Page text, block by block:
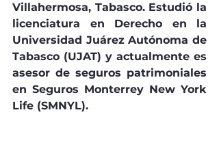
Villahermosa, Tabasco. Estudió la
licenciatura en Derecho en la
Universidad Juárez Autónoma de
Tabasco (UJAT) y actualmente es
asesor de seguros patrimoniales
en Seguros Monterrey New York
Life (SMNYL).